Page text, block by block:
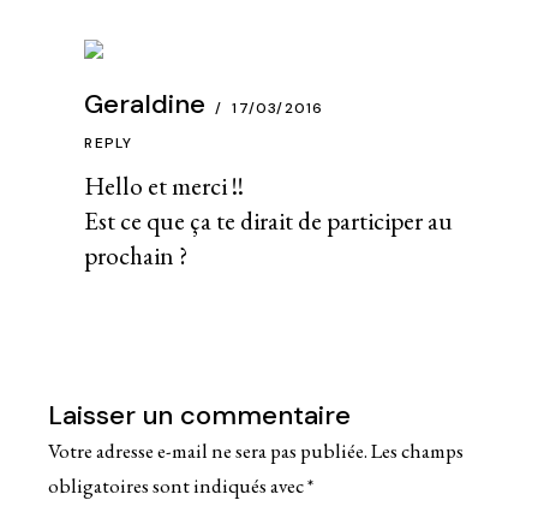
Geraldine 17/03/2016
Hello et merci !!
Est ce que ça te dirait de participer au
prochain ?
REPLY
Laisser un commentaire
Votre adresse e-mail ne sera pas publiée.Les champs
obligatoires sont indiqués avec*